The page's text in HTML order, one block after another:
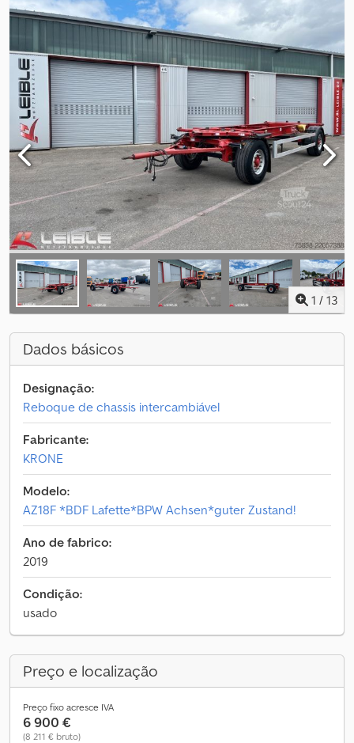
1 / 13
Dados básicos
Designação:
Reboque de chassis intercambiável
Fabricante:
KRONE
Modelo:
AZ18F *BDF Lafette*BPW Achsen*guter Zustand!
Ano de fabrico:
2019
Condição:
usado
Preço e localização
Preço fixo acresce IVA
6 900 €
(8 211 € bruto)